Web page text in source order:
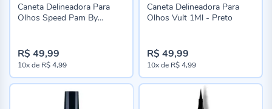
Caneta Delineadora Para
Olhos Speed Pam By
R$ 49,99
10xde R$ 4,99
Caneta Delineadora Para
Olhos Vult 1Ml - Preto
R$ 49,99
10xde R$ 4,99